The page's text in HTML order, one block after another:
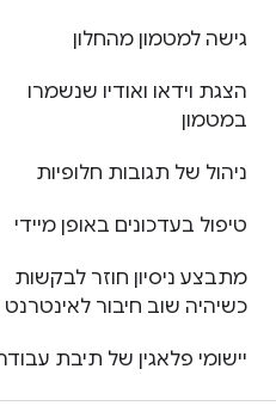
גישה למטמון מהחלון
הצגת וידאו ואודיו שנשמרו
במטמון
ניהול של תגובות חלופיות
טיפול בעדכונים באופן מיידי
מתבצע ניסיון חוזר לבקשות
כשיהיה שוב חיבור לאינטרנט
יישומי פלאגין של תיבת